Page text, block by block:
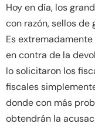
Hoy en día, los
con razón, sellos de
Es
en contra de la
lo solicitaron los
fiscales
donde con más
obtendrán la